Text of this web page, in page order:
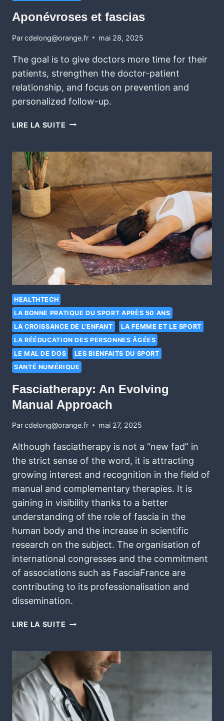
Aponévroses et fascias
Parcdelong@orange.fr mai 28, 2025
The goal is to give doctors more time for their
patients, strengthen the doctor-patient
relationship, and focus on prevention and
personalized follow-up.
LIRE LA SUITE
HEALTHTECH
LA BONNE PRATIQUE DU SPORT APRÈS 50 ANS
LA CROISSANCE DE L'ENFANT
LA FEMME ET LE SPORT
LA RÉÉDUCATION DES PERSONNES ÂGÉES
LE MAL DE DOS
LES BIENFAITS DU SPORT
SANTÉ NUMÉRIQUE
Fasciatherapy: An Evolving
Manual Approach
Parcdelong@orange.fr mai 27, 2025
Although fasciatherapy is not a “new fad” in
the strict sense of the word, it is attracting
growing interest and recognition in the field of
manual and complementary therapies. It is
gaining in visibility thanks to a better
understanding of the role of fascia in the
human body and the increase in scientific
research on the subject. The organisation of
international congresses and the commitment
of associations such as FasciaFrance are
contributing to its professionalisation and
dissemination.
LIRE LA SUITE